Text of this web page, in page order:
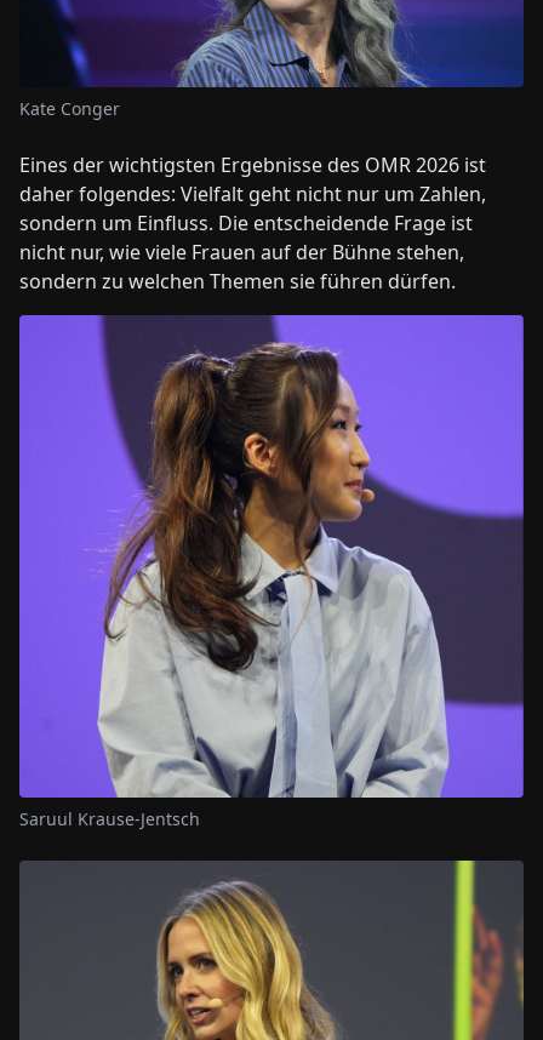
Kate Conger
Eines der wichtigsten Ergebnisse des OMR 2026 ist
daher folgendes: Vielfalt geht nicht nur um Zahlen,
sondern um Einfluss. Die entscheidende Frage ist
nicht nur, wie viele Frauen auf der Bühne stehen,
sondern zu welchen Themen sie führen dürfen.
Saruul Krause-Jentsch